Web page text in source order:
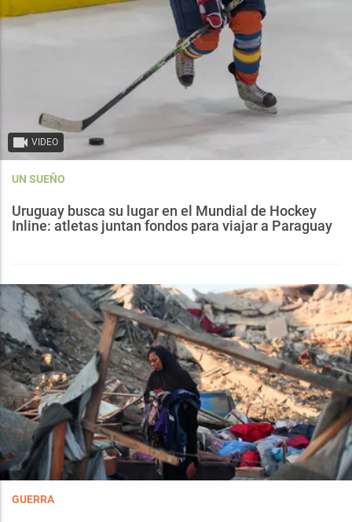
VIDEO
UN SUEÑO
Uruguay busca su lugar en el Mundial de Hockey
Inline: atletas juntan fondos para viajar a Paraguay
GUERRA